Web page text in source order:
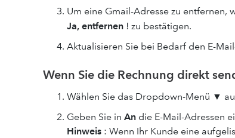
Um eine Gmail-Adresse zu entfernen,
Ja, entfernen ! zu bestätigen.
Aktualisieren Sie bei Bedarf den E-
Wenn Sie die Rechnung direkt
Wählen Sie das Dropdown-Menü ▼
Geben Sie in An die E-Mail-Adressen
Hinweis : Wenn Ihr Kunde eine